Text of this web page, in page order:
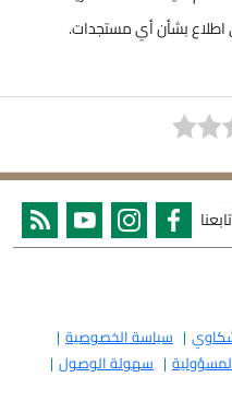
تابعنا
سياسة الخصوصية
سهولة الوصول